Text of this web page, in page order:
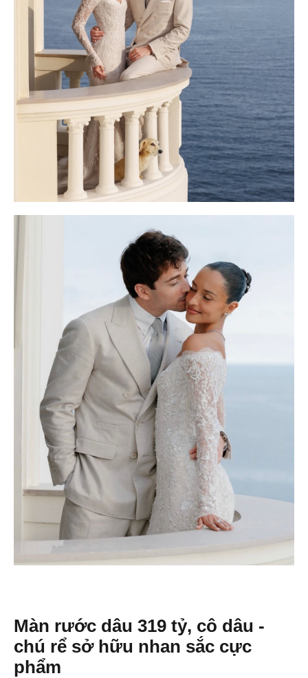
Màn rước dâu 319 tỷ, cô dâu -
chú rể sở hữu nhan sắc cực
phẩm